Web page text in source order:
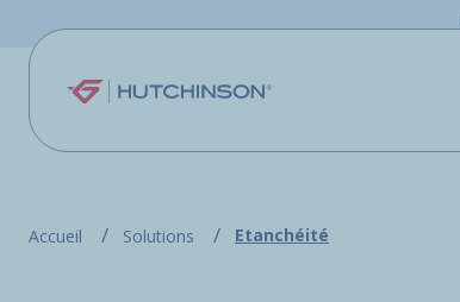
Accueil Solutions Etanchéité